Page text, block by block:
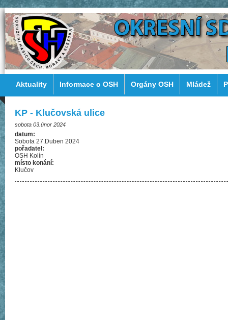
Aktuality Informace o OSH Orgány OSH Mládež
KP - Klučovská ulice
sobota 03.únor 2024
datum:
Sobota 27.Duben 2024
pořadatel:
OSH Kolín
místo konání:
Klučov